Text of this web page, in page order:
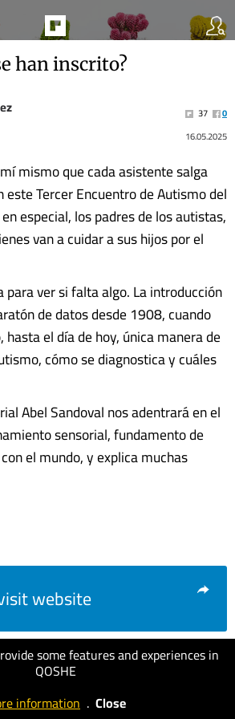
some features and experiences in
QOSHE
information . Close
han inscrito?
37
0
16.05.2025
mismo que cada asistente salga
este Tercer Encuentro de Autismo del
especial, los padres de los autistas,
van a cuidar a sus hijos por el
para ver si falta algo. La introducción
de datos desde 1908, cuando
el día de hoy, única manera de
cómo se diagnostica y cuáles
Abel Sandoval nos adentrará en el
sensorial, fundamento de
el mundo, y explica muchas
website